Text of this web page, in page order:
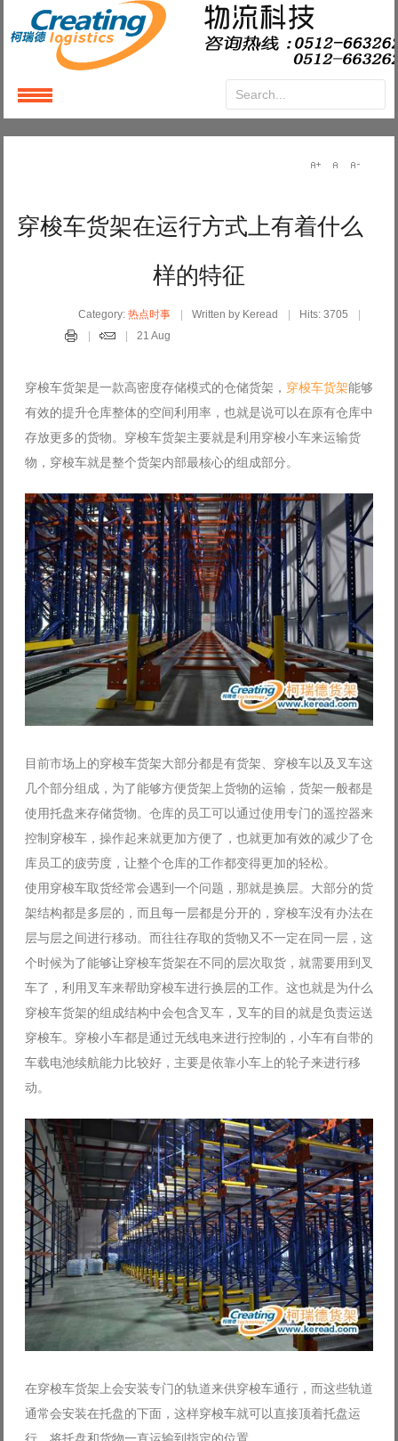
穿梭车货架在运行方式上有着什么
样的特征
Category:热点时事 Written by Keread
Hits: 3705
21 Aug
穿梭车货架是一款高密度存储模式的仓储货架， 穿梭车货架能够
有效的提升仓库整体的空间利用率，也就是说可以在原有仓库中
存放更多的货物。穿梭车货架主要就是利用穿梭小车来运输货
物，穿梭车就是整个货架内部最核心的组成部分。
目前市场上的穿梭车货架大部分都是有货架、穿梭车以及叉车这
几个部分组成，为了能够方便货架上货物的运输，货架一般都是
使用托盘来存储货物。仓库的员工可以通过使用专门的遥控器来
控制穿梭车，操作起来就更加方便了，也就更加有效的减少了仓
库员工的疲劳度，让整个仓库的工作都变得更加的轻松。
使用穿梭车取货经常会遇到一个问题，那就是换层。大部分的货
架结构都是多层的，而且每一层都是分开的，穿梭车没有办法在
层与层之间进行移动。而往往存取的货物又不一定在同一层，这
个时候为了能够让穿梭车货架在不同的层次取货，就需要用到叉
车了，利用叉车来帮助穿梭车进行换层的工作。这也就是为什么
穿梭车货架的组成结构中会包含叉车，叉车的目的就是负责运送
穿梭车。穿梭小车都是通过无线电来进行控制的，小车有自带的
车载电池续航能力比较好，主要是依靠小车上的轮子来进行移
动。
在穿梭车货架上会安装专门的轨道来供穿梭车通行，而这些轨道
通常会安装在托盘的下面，这样穿梭车就可以直接顶着托盘运
LoginorRegister
Remember Me
Log in with Facebook
Forgot your password?
Forgot your username?